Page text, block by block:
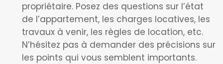
propriétaire. Posez des questions sur l’état
de l’appartement, les charges locatives, les
travaux à venir, les règles de location, etc.
N’hésitez pas à demander des précisions sur
les points qui vous semblent importants.